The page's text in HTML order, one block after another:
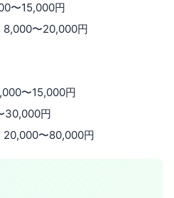
〜15,000円
8,000〜20,000円
〜15,000円
30,000円
20,000〜80,000円